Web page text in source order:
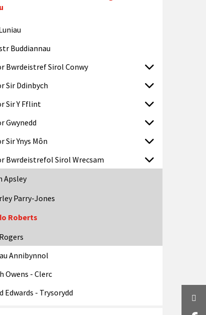
Buddiannau
Bwrdeistref Sirol Conwy
Sir Ddinbych
Sir Y Fflint
Gwynedd
Sir Ynys Môn
Bwrdeistrefol Sirol Wrecsam
Apsley
Parry-Jones
Roberts
Annibynnol
Owens - Clerc
Edwards - Trysorydd